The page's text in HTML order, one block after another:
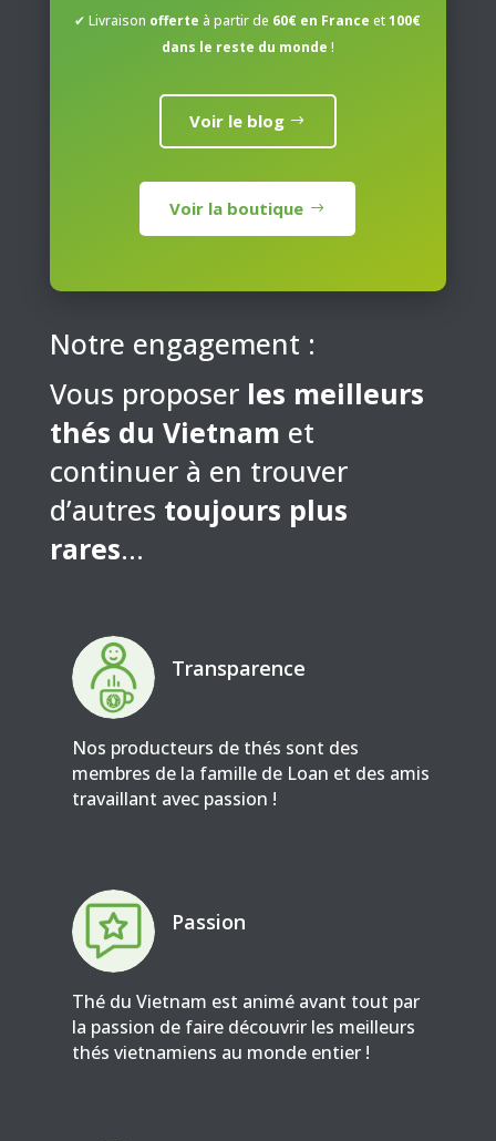
produit
✔ Livraison offerte à partir de 60€ en France et100€
dans le reste du monde !
Voir le blog
Voir la boutique
Notre engagement :
Vous proposer les meilleurs
thés du Vietnam et
continuer à en trouver
d’autres toujours plus
rares…
Transparence
Nos producteurs de thés sont des
membres de la famille de Loan et des amis
travaillant avec passion !
Passion
Thé du Vietnam est animé avant tout par
la passion de faire découvrir les meilleurs
thés vietnamiens au monde entier !